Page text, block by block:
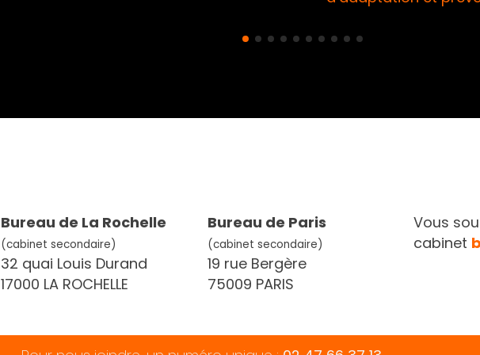
Bureau de La Rochelle
(cabinet secondaire)
32 quai Louis Durand
17000 LA ROCHELLE
Bureau de Paris
(cabinet secondaire)
19 rue Bergère
75009 PARIS
Vous
cabinet